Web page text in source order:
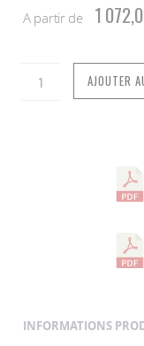
A partir de 1
AJOUTER
INFORMATIONS